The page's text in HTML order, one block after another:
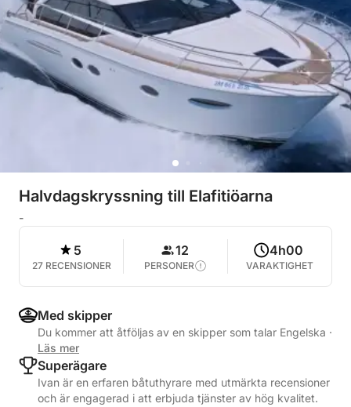
Halvdagskryssning till Elafitiöarna
-
5
27 RECENSIONER
12
PERSONER
4h00
VARAKTIGHET
Med skipper
Du kommer att åtföljas av en skipper som talar Engelska ·
Läs mer
Superägare
Ivan är en erfaren båtuthyrare med utmärkta recensioner
och är engagerad i att erbjuda tjänster av hög kvalitet.